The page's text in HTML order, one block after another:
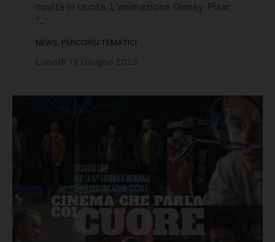
novità in uscita. L’animazione Disney-Pixar
“...
NEWS, PERCORSI TEMATICI